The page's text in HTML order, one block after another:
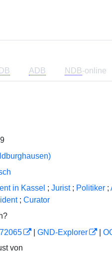
ADB NDB-online
in Kassel ; Jurist ; Politiker ;
; Curator
GND-Explorer
von